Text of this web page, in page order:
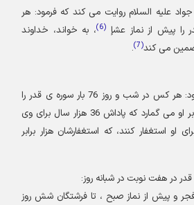
عليه السلام روايت مى كند كه فرمود: هر
پيش از نماز عشإ(6
)، به خواند، خداوند
مى كند(
7
)
امام جواد عليه السلام فرمود: هر كس در شب و روز 76 بار سوره ى قدر را
بخواند، خداوند هزاز ملك بر او مى گمارد كه پاداش 36 هزار سال براى وى
او استغفار كنند، كه استغفارشان هزار برابر
و پيش از نماز صبح ، تا فرشتگان شش روز